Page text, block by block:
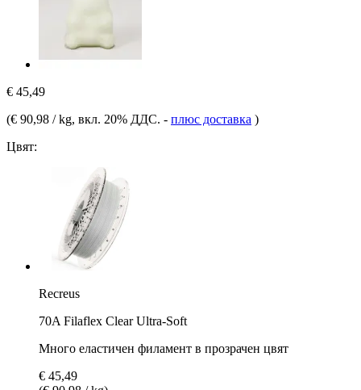
€ 45,49
(€ 90,98 / kg, вкл. 20% ДДС. - плюс доставка )
Цвят:
Recreus
70A Filaflex Clear Ultra-Soft
Много еластичен филамент в прозрачен цвят
€ 45,49